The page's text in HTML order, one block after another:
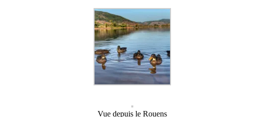
Vue depuis le Rouens